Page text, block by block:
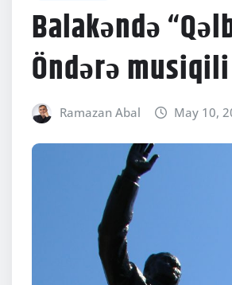
Balakəndə
Öndərə
Ramazan Abal May 10,